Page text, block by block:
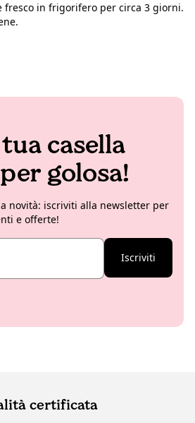
fresco in frigorifero per circa 3 giorni.
casella
golosa!
novità: iscriviti alla newsletter per
e offerte!
Iscriviti
certificata